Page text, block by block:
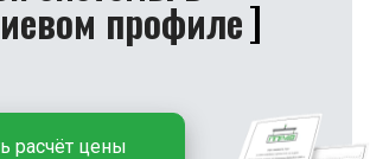
профиле
расчёт цены